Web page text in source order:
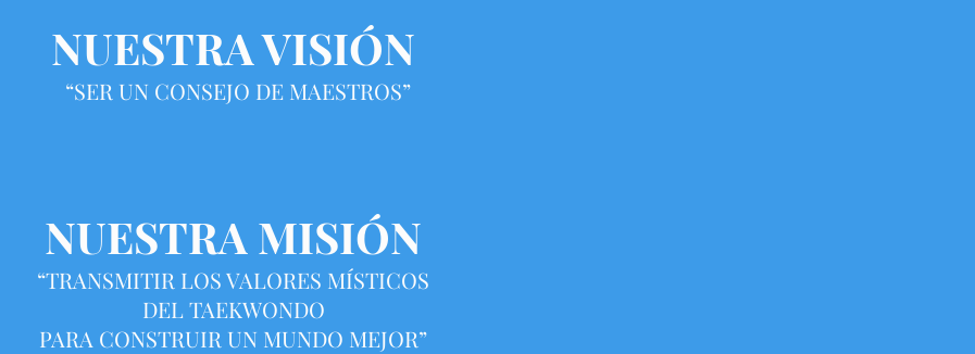
NUESTRA VISIÓN
“SER UN CONSEJO DE MAESTROS”
NUESTRA MISIÓN
“TRANSMITIR LOS VALORES MÍSTICOS
DEL TAEKWONDO
PARA CONSTRUIR UN MUNDO MEJOR”